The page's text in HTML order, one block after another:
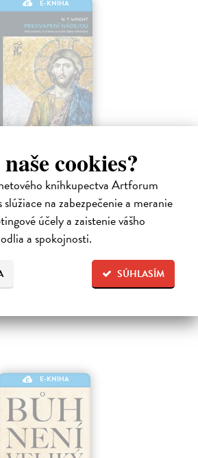
cookies?
kníhkupectva Artforum
na zabezpečenie a meranie
účely a zaistenie vášho
a spokojnosti.
SÚHLASÍM
E-KNIHA
kniha
čo vzkriesenie naozaj znamená a zamenili
za vágne a hmlisté predstavy o
sa však z nášho života stráca nielen
EPUB,MOBIaPDF
E-KNIHA